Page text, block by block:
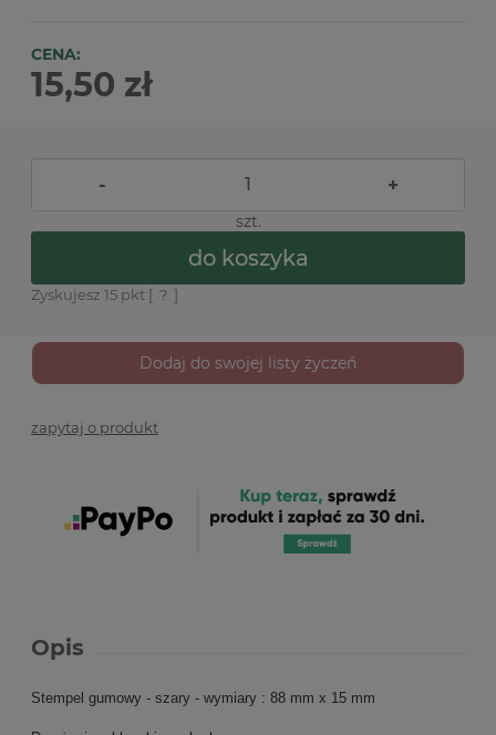
CENA:
15,50 zł
- +
szt.
do koszyka
Zyskujesz 15 pkt [ ? ]
Dodaj do swojej listy życzeń
zapytaj o produkt
Opis
Stempel gumowy - szary - wymiary : 88 mm x 15 mm